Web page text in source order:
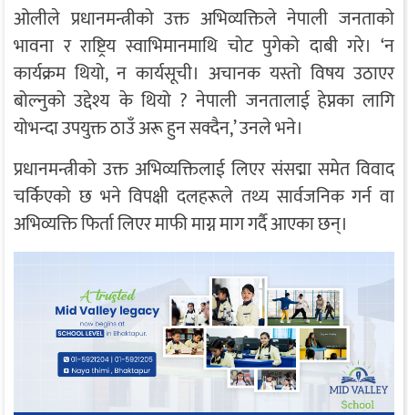
ओलीले प्रधानमन्त्रीको उक्त अभिव्यक्तिले नेपाली जनताको
भावना र राष्ट्रिय स्वाभिमानमाथि चोट पुगेको दाबी गरे। ‘न
कार्यक्रम थियो, न कार्यसूची। अचानक यस्तो विषय उठाएर
बोल्नुको उद्देश्य के थियो ? नेपाली जनतालाई हेप्नका लागि
योभन्दा उपयुक्त ठाउँ अरू हुन सक्दैन,’ उनले भने।
प्रधानमन्त्रीको उक्त अभिव्यक्तिलाई लिएर संसद्मा समेत विवाद
चर्किएको छ भने विपक्षी दलहरूले तथ्य सार्वजनिक गर्न वा
अभिव्यक्ति फिर्ता लिएर माफी माग्न माग गर्दै आएका छन्।